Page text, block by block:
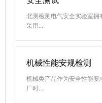
北测检测电气安全实验室
采用...
机械性能安规检测
机械类产品作为安全性能要
厂时...